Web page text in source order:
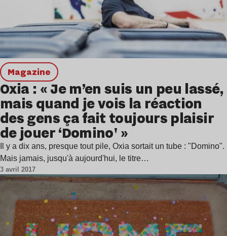
magazine
Oxia : « Je m’en suis un peu lassé,
mais quand je vois la réaction
des gens ça fait toujours plaisir
de jouer ‘Domino' »
Il y a dix ans, presque tout pile, Oxia sortait un tube : "Domino".
Mais jamais, jusqu'à aujourd'hui, le titre…
3 avril 2017